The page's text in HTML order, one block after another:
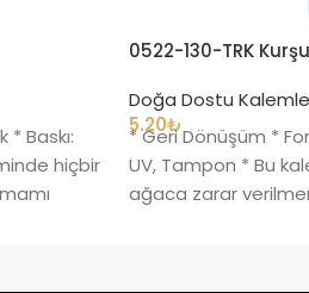
Baskı:
hiçbir
0522-130-TRK
Doğa Dostu
5.20₺
* Geri Dönüşüm *
UV, Tampon * Bu
ağaca zarar